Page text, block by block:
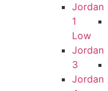
Jordan
1
Low
Jordan
3
Jordan